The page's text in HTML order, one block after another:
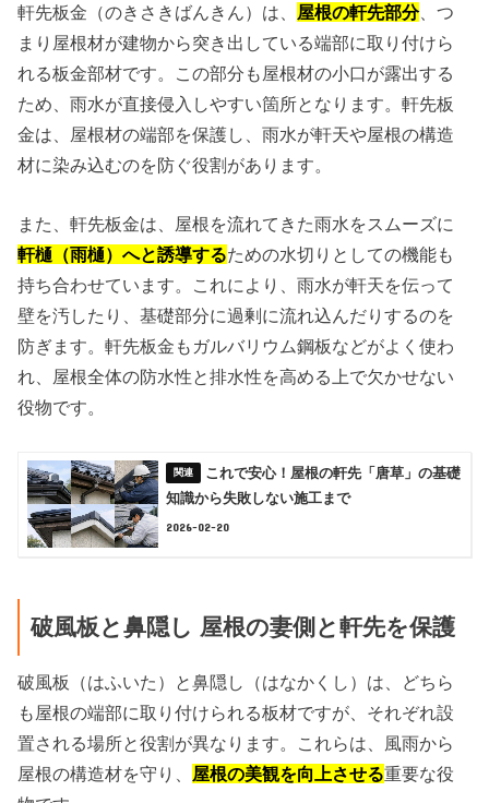
軒先板金（のきさきばんきん）は、 屋根の軒先部分、つ
まり屋根材が建物から突き出している端部に取り付けら
れる板金部材です。この部分も屋根材の小口が露出する
ため、雨水が直接侵入しやすい箇所となります。軒先板
金は、屋根材の端部を保護し、雨水が軒天や屋根の構造
材に染み込むのを防ぐ役割があります。
また、軒先板金は、屋根を流れてきた雨水をスムーズに
軒樋（雨樋）へと誘導するための水切りとしての機能も
持ち合わせています。これにより、雨水が軒天を伝って
壁を汚したり、基礎部分に過剰に流れ込んだりするのを
防ぎます。軒先板金もガルバリウム鋼板などがよく使わ
れ、屋根全体の防水性と排水性を高める上で欠かせない
役物です。
これで安心！屋根の軒先「唐草」の基礎
知識から失敗しない施工まで
2026-02-20
破風板と鼻隠し 屋根の妻側と軒先を保護
破風板（はふいた）と鼻隠し（はなかくし）は、どちら
も屋根の端部に取り付けられる板材ですが、それぞれ設
置される場所と役割が異なります。これらは、風雨から
屋根の構造材を守り、 屋根の美観を向上させる重要な役